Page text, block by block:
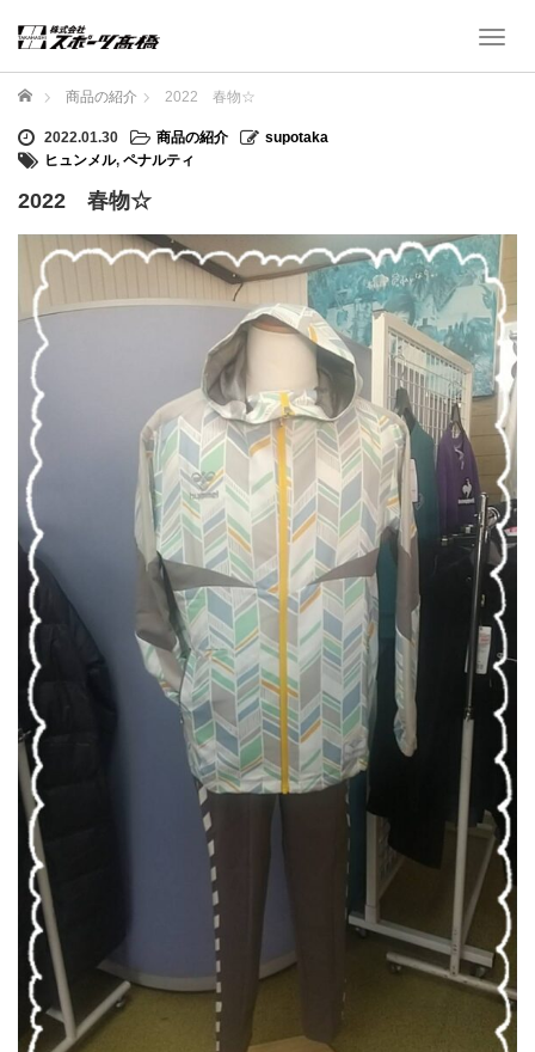
T
v
g
a
t
o
n
ホーム 商品の紹介 2022 春物☆
2022.01.30 商品の紹介
supotaka
ヒュンメル, ペナルティ
2022 春物☆